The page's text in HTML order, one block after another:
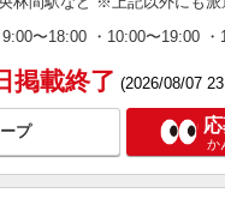
9:00〜18:00 ・10:00〜19:00
掲載終了 (2026/08/07
プ
か